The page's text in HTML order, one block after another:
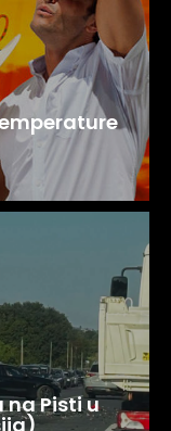
na Pisti u